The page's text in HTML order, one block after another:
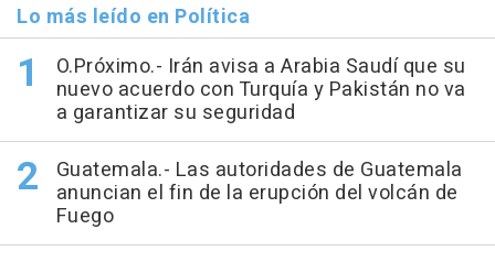
Lo más leído en Política
O.Próximo.- Irán avisa a Arabia Saudí que su
nuevo acuerdo con Turquía y Pakistán no va
a garantizar su seguridad
Guatemala.- Las autoridades de Guatemala
anuncian el fin de la erupción del volcán de
Fuego